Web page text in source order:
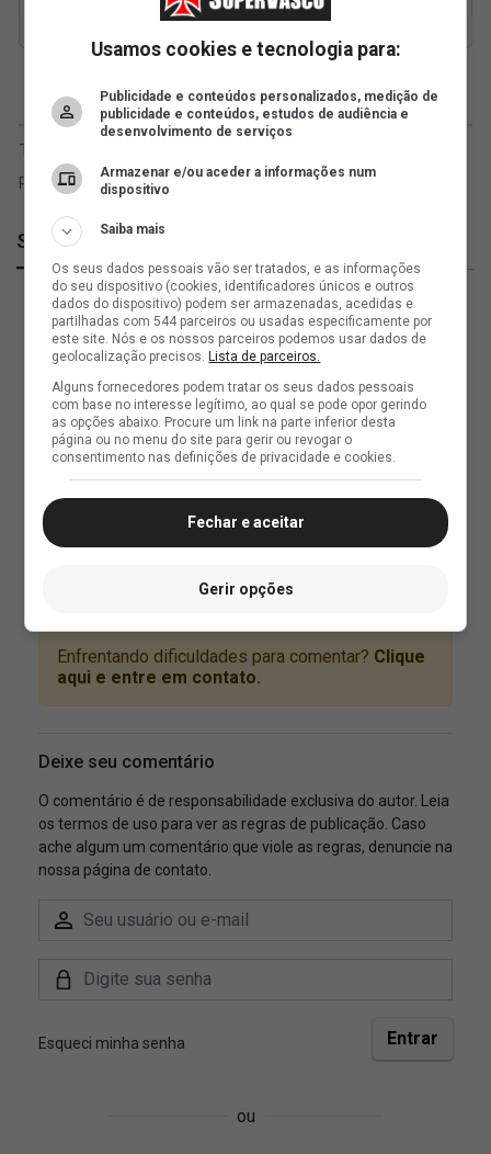
SuperVasco
Usamos cookies e tecnologia para:
Publicidade e conteúdos personalizados, medição de
publicidade e conteúdos, estudos de audiência e
desenvolvimento de serviços
Armazenar e/ou aceder a informações num
dispositivo
Saiba mais
Os seus dados pessoais vão ser tratados, e as informações
do seu dispositivo (cookies, identificadores únicos e outros
dados do dispositivo) podem ser armazenadas, acedidas e
partilhadas com 544 parceiros ou usadas especificamente por
este site. Nós e os nossos parceiros podemos usar dados de
geolocalização precisos. Lista de parceiros.
Alguns fornecedores podem tratar os seus dados pessoais
com base no interesse legítimo, ao qual se pode opor gerindo
as opções abaixo. Procure um link na parte inferior desta
página ou no menu do site para gerir ou revogar o
consentimento nas definições de privacidade e cookies.
Fechar e aceitar
Gerir opções